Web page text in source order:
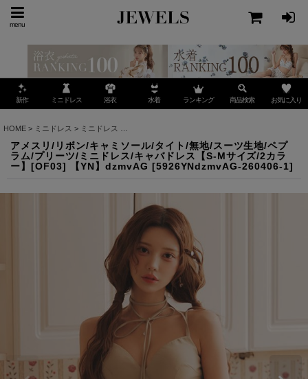
menu
新作 ミニドレス 浴衣 水着 ランキング 商品検索 お気に入り
HOME > ミニドレス > ミニドレス
アメスリ/リボン/キャミソール/タイト/無地/スーツ生地/ペプ
ラム/プリーツ/ミニドレス/キャバドレス【S-Mサイズ/2カラ
ー】[OF03] 【YN】dzmvAG [5926YNdzmvAG-260406-1]